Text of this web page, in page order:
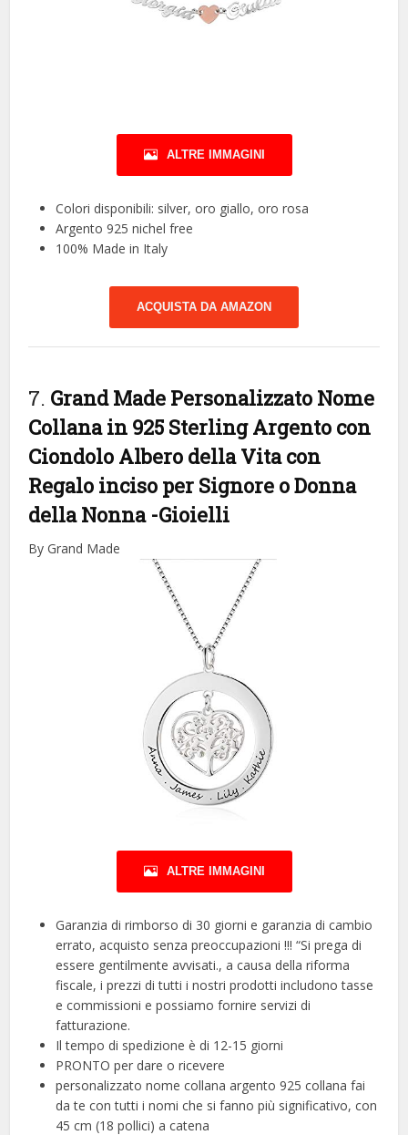
ALTRE IMMAGINI
Colori disponibili: silver, oro giallo, oro rosa
Argento 925 nichel free
100% Made in Italy
ACQUISTA DA AMAZON
7. Grand Made Personalizzato Nome
Collana in 925 Sterling Argento con
Ciondolo Albero della Vita con
Regalo inciso per Signore o Donna
della Nonna -Gioielli
By Grand Made
ALTRE IMMAGINI
Garanzia di rimborso di 30 giorni e garanzia di cambio
errato, acquisto senza preoccupazioni !!! “Si prega di
essere gentilmente avvisati., a causa della riforma
fiscale, i prezzi di tutti i nostri prodotti includono tasse
e commissioni e possiamo fornire servizi di
fatturazione.
Il tempo di spedizione è di 12-15 giorni
PRONTO per dare o ricevere
personalizzato nome collana argento 925 collana fai
da te con tutti i nomi che si fanno più significativo, con
45 cm (18 pollici) a catena